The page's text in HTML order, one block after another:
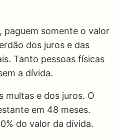
paguem somente o valor
dos juros e das
Tanto pessoas físicas
a dívida.
multas e dos juros. O
em 48 meses.
do valor da dívida.